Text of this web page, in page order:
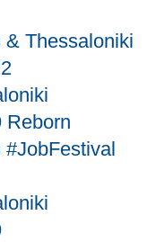
& Thessaloniki
Reborn
#JobFestival